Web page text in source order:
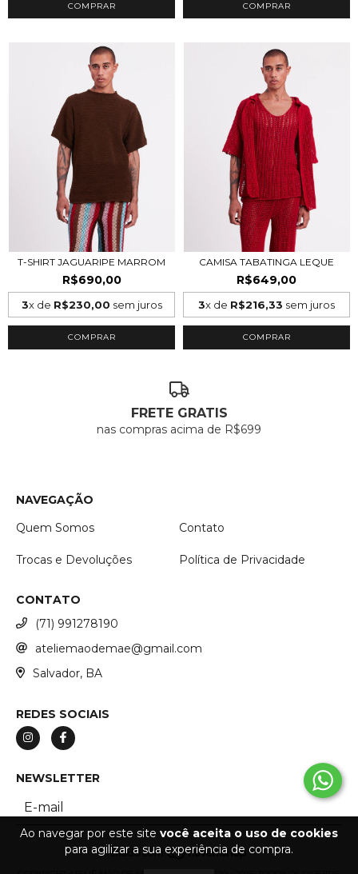
Ao navegar por este site você aceita o uso de cookies
para agilizar a sua experiência de compra.
COMPRAR COMPRAR
T-SHIRT JAGUARIPE MARROM
R$690,00
3x de R$230,00 sem juros
COMPRAR
CAMISA TABATINGA LEQUE
R$649,00
3x de R$216,33 sem juros
COMPRAR
FRETE GRATIS
nas compras acima de R$699
NAVEGAÇÃO
Quem Somos
Contato
Trocas e Devoluções Política de Privacidade
CONTATO
(71) 991278190
ateliemaodemae@gmail.com
Salvador, BA
REDES SOCIAIS
NEWSLETTER